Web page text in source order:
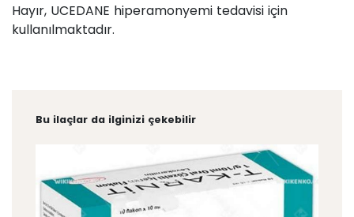
Hayır, UCEDANE hiperamonyemi tedavisi için
kullanılmaktadır.
Bu ilaçlar da ilginizi çekebilir